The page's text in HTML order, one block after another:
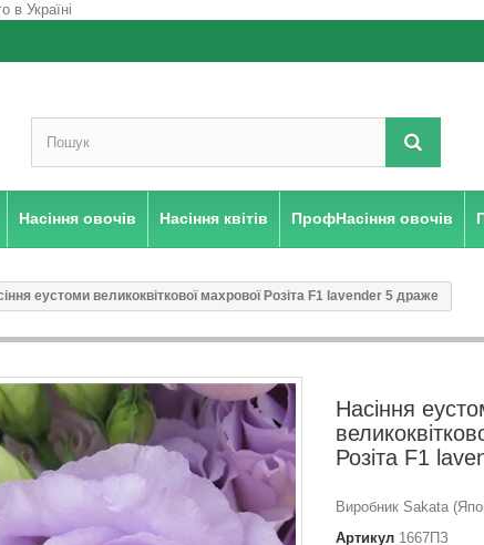
Насіння овочів Насіння квітів ПрофНасіння овочів
еустоми великоквіткової махрової Розіта F1 lavender 5 драже
Насіння
Розіта F1
Виробник Sakata
Артикул 1667ПЗ